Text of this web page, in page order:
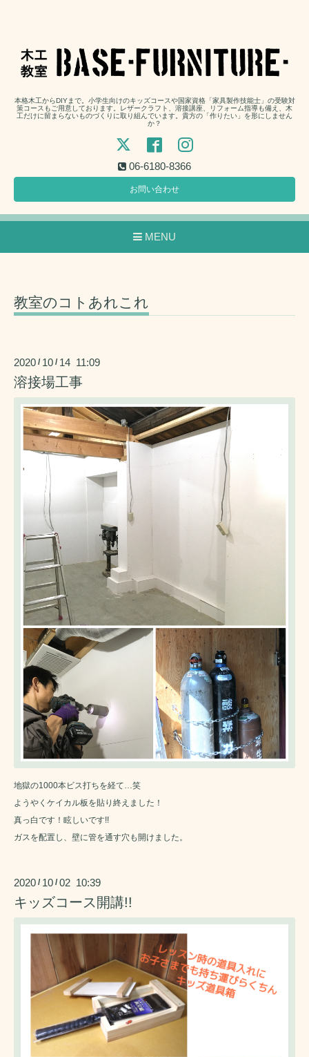
本格木工からDIYまで。小学生向けのキッズコースや国家資格「家具製作技能士」の受験対
策コースもご用意しております。レザークラフト、溶接講座、リフォーム指導も備え、木
工だけに留まらないものづくりに取り組んでいます。貴方の「作りたい」を形にしません
か？
06-6180-8366
お問い合わせ
MENU
教室のコトあれこれ
2020 / 10 / 14 11:09
溶接場工事
地獄の1000本ビス打ちを経て…笑
ようやくケイカル板を貼り終えました！
真っ白です！眩しいです!!
ガスを配置し、壁に管を通す穴も開けました。
2020 / 10 /02 10:39
キッズコース開講!!